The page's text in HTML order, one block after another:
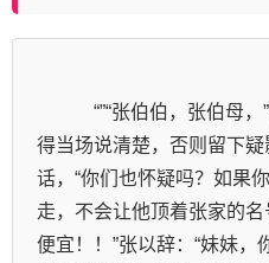
得当场说清楚，否则留下
话，“你们也怀疑吗？如果
走，不会让他顶着张家的
便宜！！”张以辞：“妹妹，